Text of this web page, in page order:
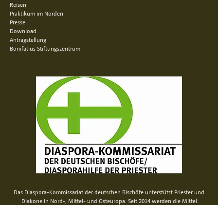
Reisen
Praktikum im Norden
Presse
Download
Antragstellung
Bonifatius Stiftungszentrum
Das Diaspora-Kommissariat der deutschen Bischöfe unterstützt Priester und
Diakone in Nord-, Mittel- und Osteuropa. Seit 2014 werden die Mittel